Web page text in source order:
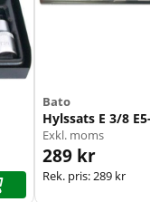
Bato
Hylssats E 3/8
Exkl. moms
289 kr
Rek. pris:289 kr